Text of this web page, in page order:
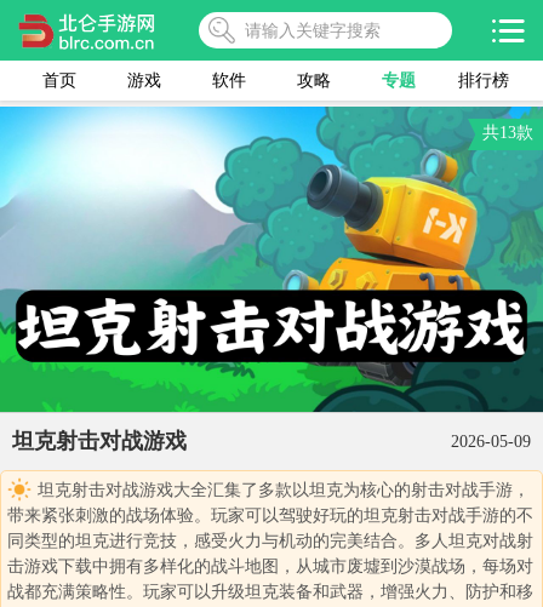
首页 游戏 软件 攻略 专题 排行榜
共13款
坦克射击对战游戏 2026-05-09
坦克射击对战游戏大全汇集了多款以坦克为核心的射击对战手游，
带来紧张刺激的战场体验。玩家可以驾驶好玩的坦克射击对战手游的不
同类型的坦克进行竞技，感受火力与机动的完美结合。多人坦克对战射
击游戏下载中拥有多样化的战斗地图，从城市废墟到沙漠战场，每场对
战都充满策略性。玩家可以升级坦克装备和武器，增强火力、防护和移